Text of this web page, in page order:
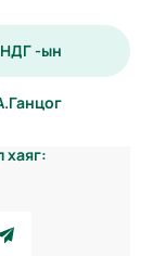
НДГ -ын
хаяг: